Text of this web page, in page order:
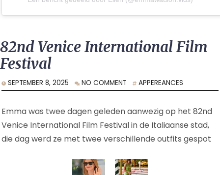
82nd Venice International Film
Festival
SEPTEMBER 8, 2025 NO COMMENT APPEREANCES
Emma was twee dagen geleden aanwezig op het 82nd
Venice International Film Festival in de Italiaanse stad,
die dag werd ze met twee verschillende outfits gespot